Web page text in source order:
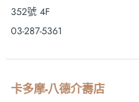
352號 4F
03-287-5361
卡多摩-八德介壽店